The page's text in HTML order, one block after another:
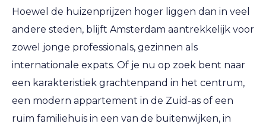
Hoewel de huizenprijzen hoger liggen dan in veel
andere steden, blijft Amsterdam aantrekkelijk voor
zowel jonge professionals, gezinnen als
internationale expats. Of je nu op zoek bent naar
een karakteristiek grachtenpand in het centrum,
een modern appartement in de Zuid-as of een
ruim familiehuis in een van de buitenwijken, in